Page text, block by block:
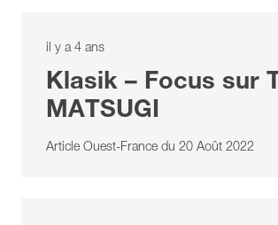
il y a 4 ans
Klasik – Focus sur
MATSUGI
Article Ouest-France du 20 Août 2022